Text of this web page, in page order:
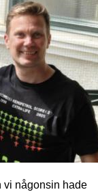
vi någonsin hade